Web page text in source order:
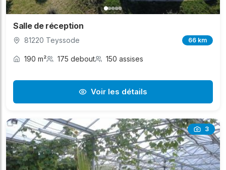
Salle de réception
81220 Teyssode 66 km
190 m² 175 debout 150 assises
Voir les détails
3